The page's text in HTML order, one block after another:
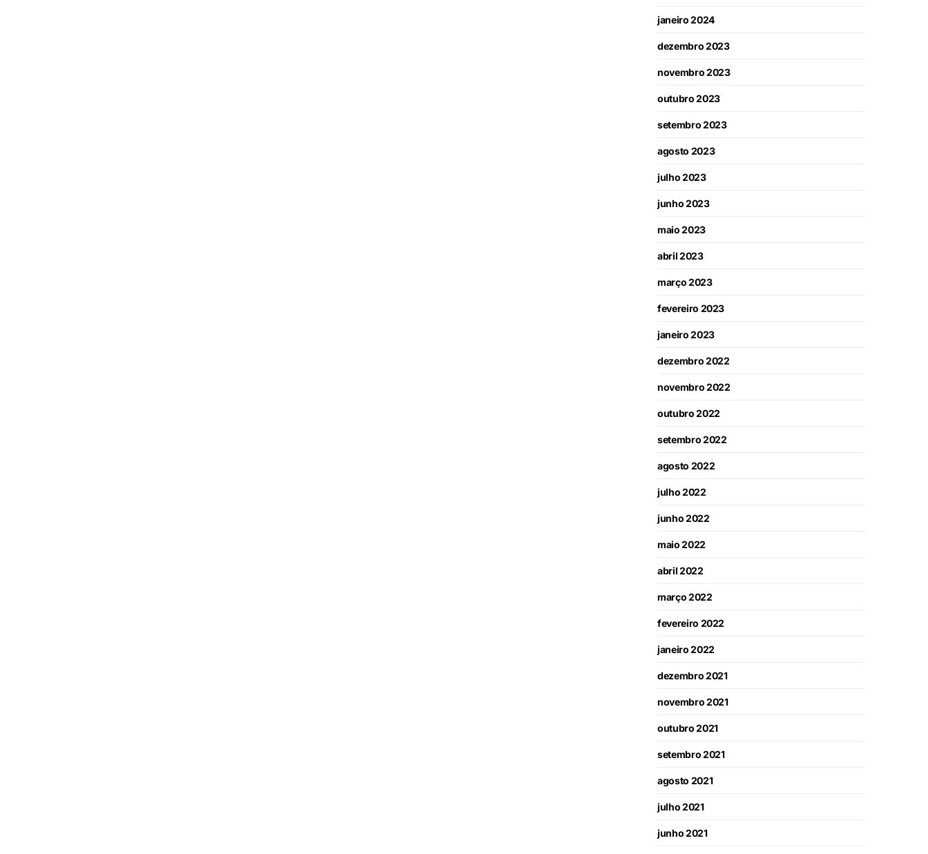
janeiro 2024
dezembro 2023
novembro 2023
outubro 2023
setembro 2023
agosto 2023
julho 2023
junho 2023
maio 2023
abril 2023
março 2023
fevereiro 2023
janeiro 2023
dezembro 2022
novembro 2022
outubro 2022
setembro 2022
agosto 2022
julho 2022
junho 2022
maio 2022
abril 2022
março 2022
fevereiro 2022
janeiro 2022
dezembro 2021
novembro 2021
outubro 2021
setembro 2021
agosto 2021
julho 2021
junho 2021